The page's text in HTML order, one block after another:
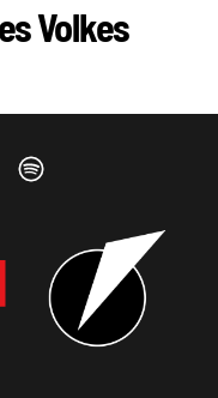
Volkes